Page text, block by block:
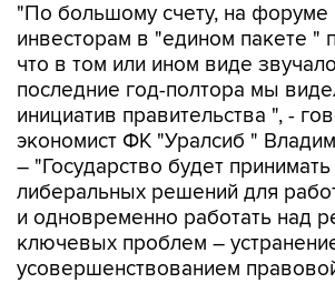
"По большому счету, на форуме
инвесторам в "едином пакете "
что в том или ином виде
последние год-полтора мы
инициатив правительства ", -
экономист ФК "Уралсиб "
– "Государство будет
либеральных решений для
и одновременно работать над
ключевых проблем –
усовершенствованием